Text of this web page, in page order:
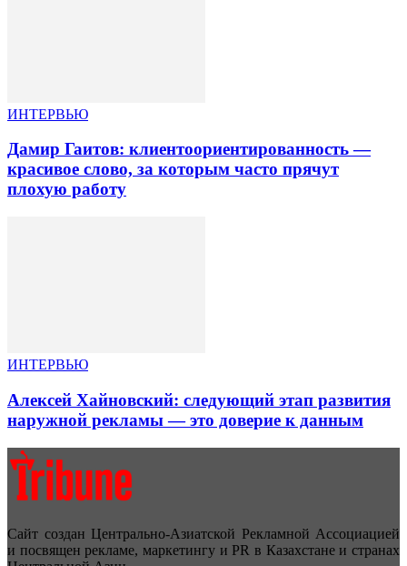
ИНТЕРВЬЮ
Дамир Гаитов: клиентоориентированность —
красивое слово, за которым часто прячут
плохую работу
ИНТЕРВЬЮ
Алексей Хайновский: следующий этап развития
наружной рекламы — это доверие к данным
Сайт создан Центрально-Азиатской Рекламной Ассоциацией
и посвящен рекламе, маркетингу и PR в Казахстане и странах